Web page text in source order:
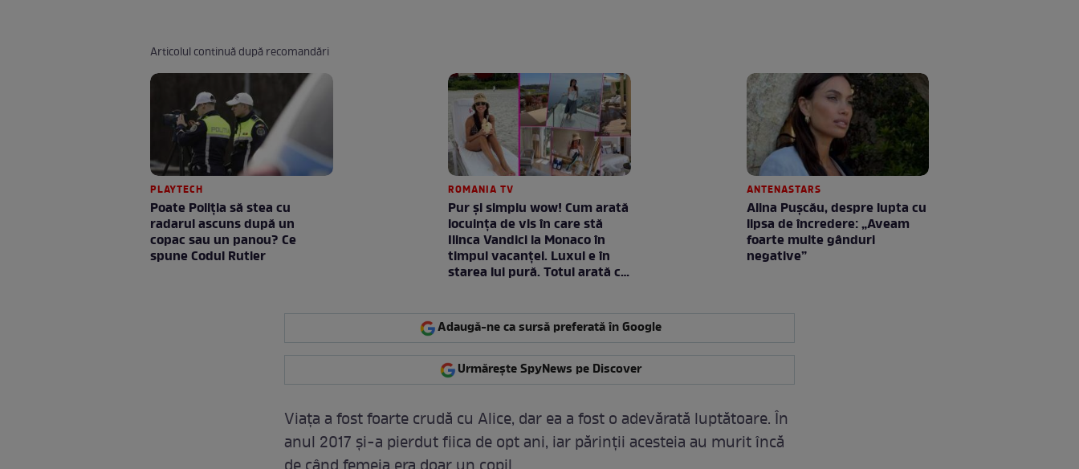
Articolul continuă după recomandări
PLAYTECH
Poate Poliția să stea cu
radarul ascuns după un
copac sau un panou? Ce
spune Codul Rutier
ROMANIA TV
Pur și simplu wow! Cum arată
locuința de vis în care stă
Ilinca Vandici la Monaco în
timpul vacanței. Luxul e în
starea lui pură. Totul arată ca
ANTENASTARS
Alina Pușcău, despre lupta cu
lipsa de încredere: „Aveam
foarte multe gânduri
negative”
Adaugă-ne ca sursă preferată în Google
Urmărește SpyNews pe Discover
Viața a fost foarte crudă cu Alice, dar ea a fost o adevărată luptătoare. În
anul 2017 și-a pierdut fiica de opt ani, iar părinții acesteia au murit încă